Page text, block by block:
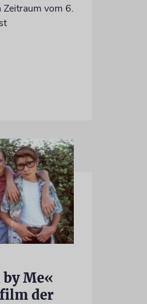
vom 6.
by Me«
der